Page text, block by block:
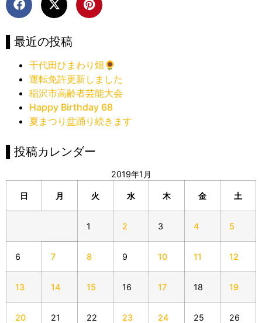
▌最近の投稿
千代田ひまわり畑🌻
運転免許更新しました
稲沢市高齢者芸能大会
Happy Birthday 68
夏まつり盆踊り続きます
▌投稿カレンダー
2019年1月
日 月 火 水 木 金 土
1 2 3 4 5
6 7 8 9 10 11 12
13 14 15 16 17 18 19
20 21 22 23 24 25 26